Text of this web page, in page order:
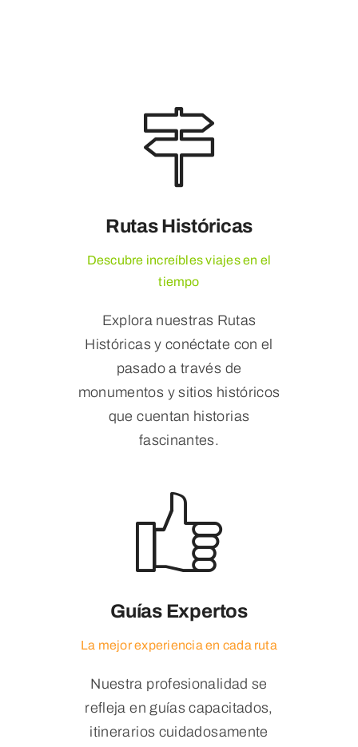
Rutas Históricas
Descubre increíbles viajes en el
tiempo
Explora nuestras Rutas
Históricas y conéctate con el
pasado a través de
monumentos y sitios históricos
que cuentan historias
fascinantes.
Guías Expertos
La mejor experiencia en cada ruta
Nuestra profesionalidad se
refleja en guías capacitados,
itinerarios cuidadosamente